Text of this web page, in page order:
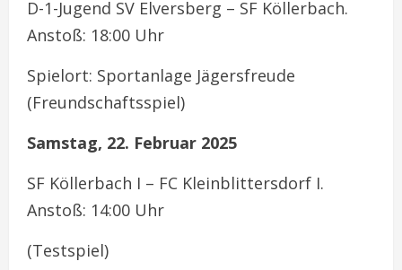
D-1-Jugend SV Elversberg – SF Köllerbach.
Anstoß: 18:00 Uhr
Spielort: Sportanlage Jägersfreude
(Freundschaftsspiel)
Samstag, 22. Februar 2025
SF Köllerbach I – FC Kleinblittersdorf I.
Anstoß: 14:00 Uhr
(Testspiel)